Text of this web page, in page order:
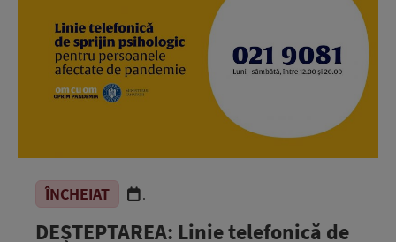
ÎNCHEIAT .
DEȘTEPTAREA: Linie telefonică de